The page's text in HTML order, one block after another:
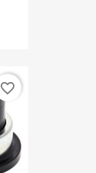
favorite_border